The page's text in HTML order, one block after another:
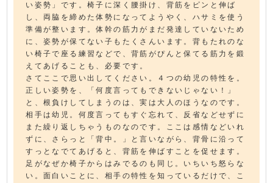
い姿勢」です。椅子に深く腰掛け、背筋をピンと伸ば
し、両脇を締めた体勢になってようやく、ハサミを使う
準備が整います。体幹の筋力がまだ発達していないため
に、姿勢が保てない子もたくさんいます。背もたれのな
い椅子で座る練習などで、背筋がぴんと保てる筋力を鍛
えてあげることも、必要です。
さてここで思い出してください。４つの幼児の特性を。
正しい姿勢を、「何度言ってもできないじゃない！」
と、根負けしてしまうのは、実は大人のほうなのです。
相手は幼児。何度言ってもすぐ忘れて、反省などせずに
また繰り返しちゃうものなのです。ここは感情などいれ
ずに、さらっと「背中。」と言いながら、背骨に沿って
すっとなでてあげると、背筋を伸ばすことを促せます。
足がなぜか椅子からはみでるのも同じ。いちいち怒らな
い。面白いことに、相手の特性を知っているだけで、こ